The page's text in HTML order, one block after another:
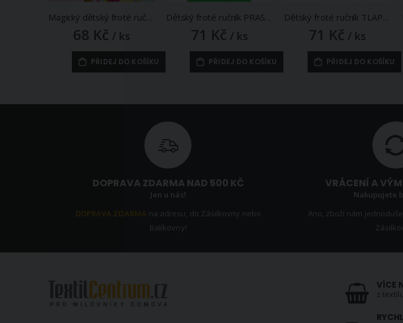
Magický dětský froté ručník BARBIE MOTÝLÍ VÍLA, růžový, 30x30cm
68 Kč / ks
PŘIDEJ DO KOŠÍKU
Dětský froté ručník PRASÁTKO PEPINA (PEPPA) ZMRZLINOVÁ PYRAMIDA, zeleno-modrý, 30x50cm
71 Kč / ks
PŘIDEJ DO KOŠÍKU
Dětský froté ručník TLAPKOVÁ PATROLA HVĚZDA CHASE, modrý 30x50cm
71 Kč / ks
PŘIDEJ DO KOŠÍKU
DOPRAVA ZDARMA NAD 500 KČ
Jen u nás!
DOPRAVA ZDARMA na adresu, do Zásilkovny nebo
Balíkovny!
VRÁCENÍ A
Nakupujete
Ano, zboží nám
VÍCE
z